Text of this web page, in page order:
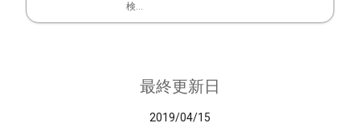
検...
最終更新日
2019/04/15